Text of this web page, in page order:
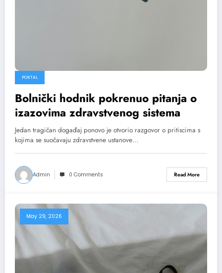
PORTAL
Bolnički hodnik pokrenuo pitanja o
izazovima zdravstvenog sistema
Jedan tragičan događaj ponovo je otvorio razgovor o pritiscima s
kojima se suočavaju zdravstvene ustanove…
Admin 0 Comments Read More
May 29, 2026